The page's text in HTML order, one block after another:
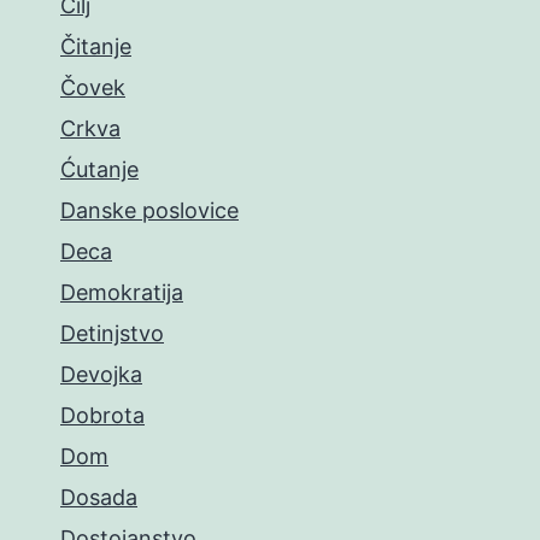
Čitanje
Čovek
Crkva
Ćutanje
Danske poslovice
Deca
Demokratija
Detinjstvo
Devojka
Dobrota
Dom
Dosada